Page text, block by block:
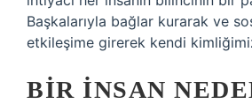
Başkalarıyla bağlar kurarak ve
etkileşime girerek kendi
BIR INSAN